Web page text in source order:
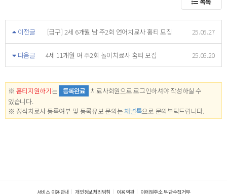
이전글 [급구] 2세 6개월 남 주2회 언어치료사 홈티 모집 25.05.27
다음글 4세 11개월 여 주2회 놀이치료사 홈티 모집 25.05.20
※ 홈티지원하기는 등록완료 치료사회원으로 로그인하셔야 작성하실 수
있습니다.
※ 정식치료사 등록여부 및 등록유보 문의는 채널톡으로 문의부탁드립니다.
서비스 이용안내 개인정보처리방침 이용약관 이메일주소 무단수집거부